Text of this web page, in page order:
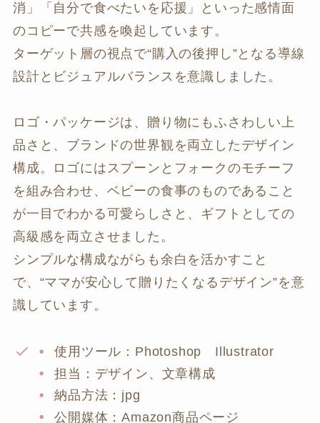
消」「自分で食べたいを応援」といった感情面
のコピーで共感を喚起しています。
ターゲット層の視点で“購入の後押し”となる導線
設計とビジュアルバランスを意識しました。
ロゴ・パッケージは、贈り物にもふさわしい上
品さと、ブランドの世界観を両立したデザイン
構成。ロゴにはスプーンとフォークのモチーフ
を組み合わせ、ベビーの食事のものであること
が一目でわかる可愛らしさと、ギフトとしての
高級感を両立させました。
シンプルな構成ながらも余白を活かすこと
で、“ママが安心して贈りたくなるデザイン”を意
識しています。
使用ツール：Photoshop Illustrator
担当：デザイン、文章構成
納品方法：jpg
公開媒体：Amazon商品ページ